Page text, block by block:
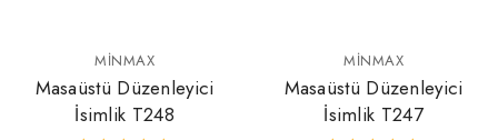
MINMAX
Masaüstü Düzenleyici
İsimlik T248
MINMAX
Masaüstü Düzenleyici
İsimlik T247